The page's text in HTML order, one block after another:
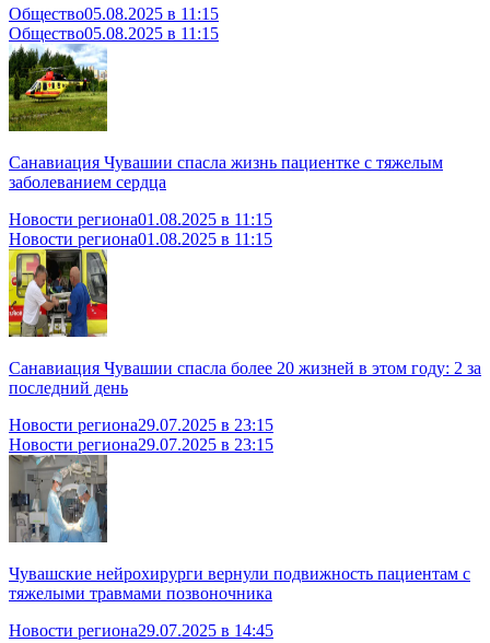
Общество05.08.2025 в 11:15
Общество05.08.2025 в 11:15
Санавиация Чувашии спасла жизнь пациентке с тяжелым
заболеванием сердца
Новости региона01.08.2025 в 11:15
Новости региона01.08.2025 в 11:15
Санавиация Чувашии спасла более 20 жизней в этом году: 2 за
последний день
Новости региона29.07.2025 в 23:15
Новости региона29.07.2025 в 23:15
Чувашские нейрохирурги вернули подвижность пациентам с
тяжелыми травмами позвоночника
Новости региона29.07.2025 в 14:45